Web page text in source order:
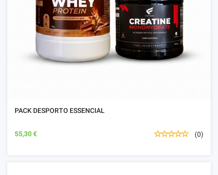
PACK DESPORTO ESSENCIAL
55,30 € (0)